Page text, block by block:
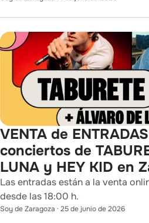
VENTA de
conciertos de
LUNA y HEY KID en
Las entradas están a la venta
desde las 18:00 h.
Soy de Zaragoza · 25 de junio de 2026